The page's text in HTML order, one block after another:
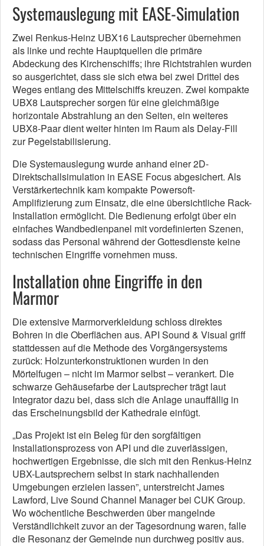
Systemauslegung mit EASE-Simulation
Zwei Renkus-Heinz UBX16 Lautsprecher übernehmen
als linke und rechte Hauptquellen die primäre
Abdeckung des Kirchenschiffs; ihre Richtstrahlen wurden
so ausgerichtet, dass sie sich etwa bei zwei Drittel des
Weges entlang des Mittelschiffs kreuzen. Zwei kompakte
UBX8 Lautsprecher sorgen für eine gleichmäßige
horizontale Abstrahlung an den Seiten, ein weiteres
UBX8-Paar dient weiter hinten im Raum als Delay-Fill
zur Pegelstabilisierung.
Die Systemauslegung wurde anhand einer 2D-
Direktschallsimulation in EASE Focus abgesichert. Als
Verstärkertechnik kam kompakte Powersoft-
Amplifizierung zum Einsatz, die eine übersichtliche Rack-
Installation ermöglicht. Die Bedienung erfolgt über ein
einfaches Wandbedienpanel mit vordefinierten Szenen,
sodass das Personal während der Gottesdienste keine
technischen Eingriffe vornehmen muss.
Installation ohne Eingriffe in den
Marmor
Die extensive Marmorverkleidung schloss direktes
Bohren in die Oberflächen aus. API Sound & Visual griff
stattdessen auf die Methode des Vorgängersystems
zurück: Holzunterkonstruktionen wurden in den
Mörtelfugen – nicht im Marmor selbst – verankert. Die
schwarze Gehäusefarbe der Lautsprecher trägt laut
Integrator dazu bei, dass sich die Anlage unauffällig in
das Erscheinungsbild der Kathedrale einfügt.
„Das Projekt ist ein Beleg für den sorgfältigen
Installationsprozess von API und die zuverlässigen,
hochwertigen Ergebnisse, die sich mit den Renkus-Heinz
UBX-Lautsprechern selbst in stark nachhallenden
Umgebungen erzielen lassen”, unterstreicht James
Lawford, Live Sound Channel Manager bei CUK Group.
Wo wöchentliche Beschwerden über mangelnde
Verständlichkeit zuvor an der Tagesordnung waren, falle
die Resonanz der Gemeinde nun durchweg positiv aus.